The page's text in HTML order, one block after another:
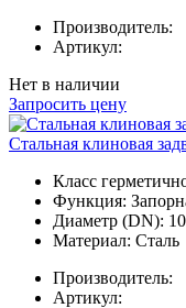
Производитель:
Артикул:
Нет в наличии
Запросить цену
Стальная клиновая
Класс
Функция:
Диаметр (DN):
Материал: Сталь
Производитель:
Артикул: